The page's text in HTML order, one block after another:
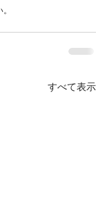
すべて表示